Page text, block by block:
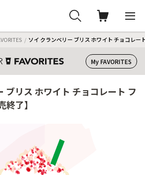
ソイ クランベリー ブリス ホワイト チョコレー
My FAVORITES
ブリス ホワイト チョコレート フ
了】